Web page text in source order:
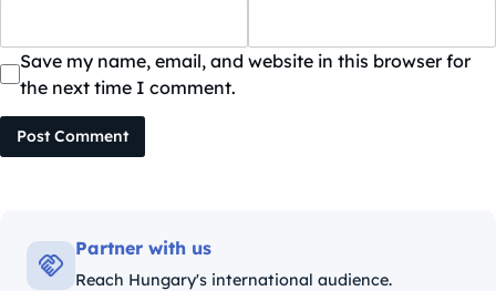
Save my name, email, and website in this browser for
the next time I comment.
Post Comment
Partner with us
Reach Hungary's international audience.